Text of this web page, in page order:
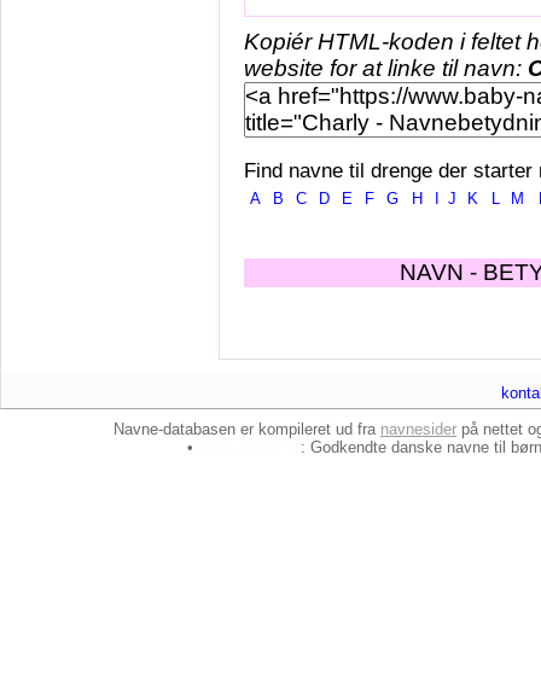
Kopiér HTML-koden i feltet
website for at linke til navn:
Find navne til drenge der starter
A B C D E F G H J K L M
NAVN -
Navne-databasen er kompileret ud fra navnesider på nettet
•
: Godkendte danske navne til børn